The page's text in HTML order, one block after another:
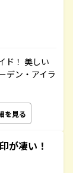
ド！ 美しい
デン・アイラ
を見る
が凄い！